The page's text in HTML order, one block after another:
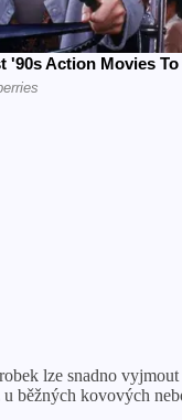
lze snadno
běžných kovových